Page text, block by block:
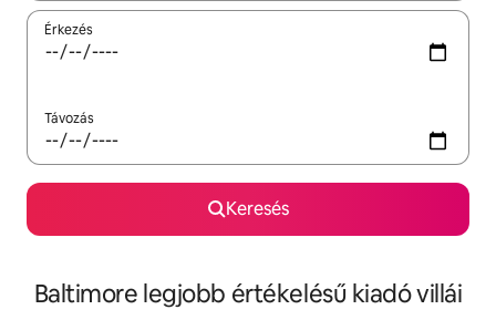
Érkezés
Távozás
Keresés
Baltimore legjobb értékelésű kiadó villái